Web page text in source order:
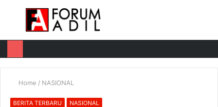
Menu
Home / NASIONAL
BERITA TERBARU NASIONAL